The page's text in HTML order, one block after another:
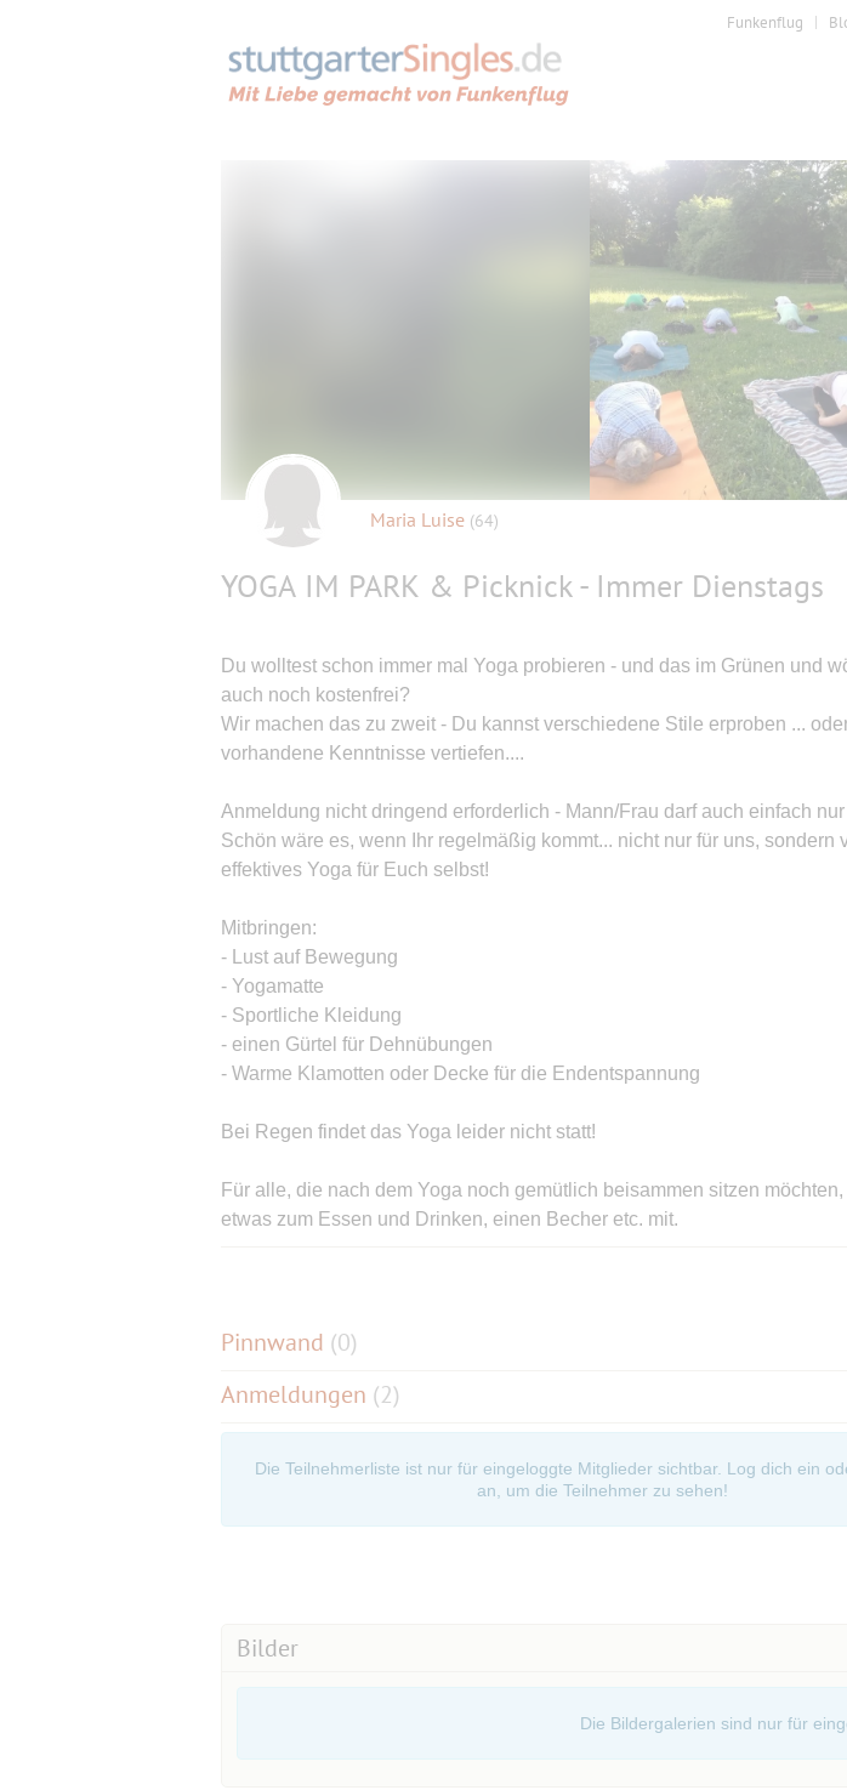
Funkenflug
Maria Luise (64)
YOGA IM PARK & Picknick - Immer Dienstags
Du wolltest schon immer mal Yoga probieren - und das im Grünen und
auch noch kostenfrei?
Wir machen das zu zweit - Du kannst verschiedene Stile erproben ...
vorhandene Kenntnisse vertiefen....
Anmeldung nicht dringend erforderlich - Mann/Frau darf auch einfach
Schön wäre es, wenn Ihr regelmäßig kommt... nicht nur für uns, sondern
effektives Yoga für Euch selbst!
Mitbringen:
- Lust auf Bewegung
- Yogamatte
- Sportliche Kleidung
- einen Gürtel für Dehnübungen
- Warme Klamotten oder Decke für die Endentspannung
Bei Regen findet das Yoga leider nicht statt!
Für alle, die nach dem Yoga noch gemütlich beisammen sitzen
etwas zum Essen und Drinken, einen Becher etc. mit.
• 2. Mai bis 30. September 2019, auch in den Ferien
• unverbindlich und ohne Anmeldung
• Dauer zirka eine Stunde
Pinnwand (0)
Anmeldungen (2)
Die Teilnehmerliste ist nur für eingeloggte Mitglieder sichtbar. Log dich ein
an, um die Teilnehmer zu sehen!
Bilder
Die Bildergalerien sind nur für